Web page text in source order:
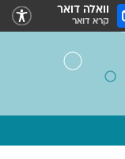
וואלה דואר
קרא דואר